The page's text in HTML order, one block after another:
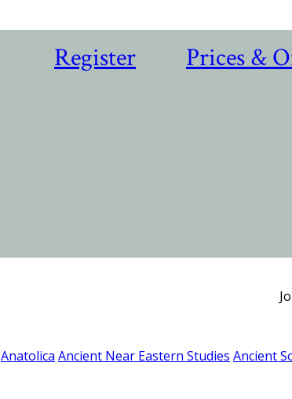
Register Prices &
Anatolica Ancient Near Eastern Studies Ancient